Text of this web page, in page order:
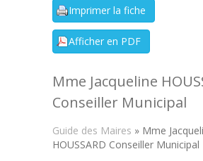
Mme Jacqueline
Conseiller Municipal
Guide des Maires » Mme
HOUSSARD Conseiller Municipal